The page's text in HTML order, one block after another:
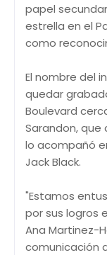
papel
estrella en el
como
El nombre del
quedar
Boulevard
Sarandon, que
lo acompañó
Jack Black.
"Estamos
por sus logros
Ana Martinez-
comunicación